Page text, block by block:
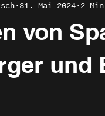
von
und
31. Mai 2024 2